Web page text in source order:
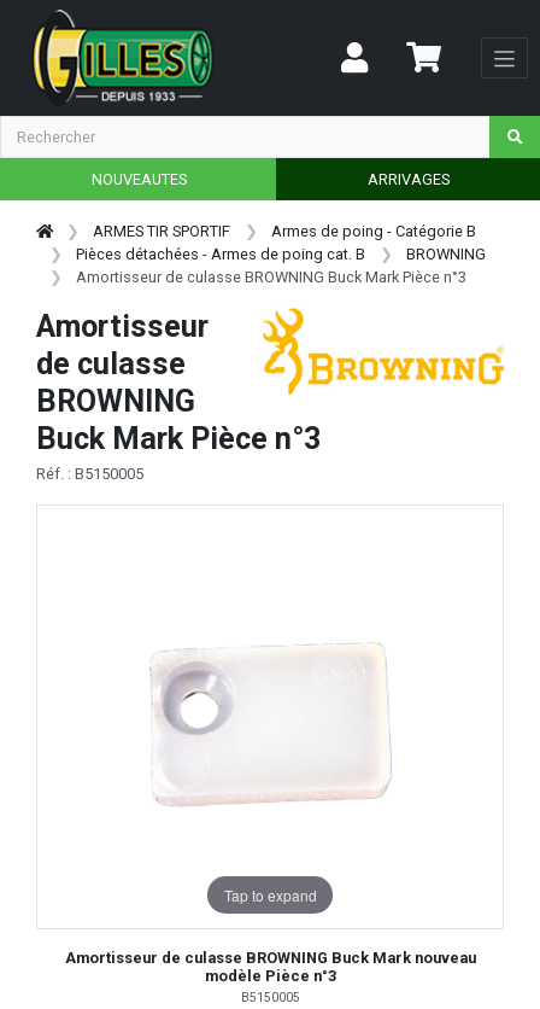
NOUVEAUTES ARRIVAGES
ARMES TIR SPORTIF
Armes de poing - Catégorie B
Pièces détachées - Armes de poing cat. B
BROWNING
Amortisseur de culasse BROWNING Buck Mark Pièce n°3
Amortisseur
de culasse
BROWNING
Buck Mark Pièce n°3
Réf. : B5150005
Tap to expand
Amortisseur de culasse BROWNING Buck Mark nouveau
modèle Pièce n°3
B5150005